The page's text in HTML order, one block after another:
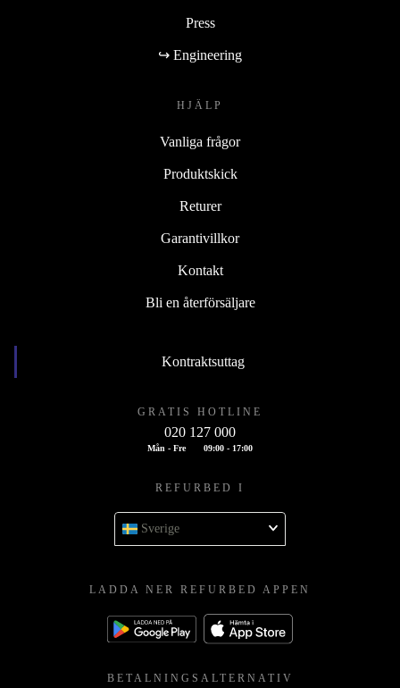
Press
↪ Engineering
HJÄLP
Vanliga frågor
Produktskick
Returer
Garantivillkor
Kontakt
Bli en återförsäljare
Kontraktsuttag
GRATIS HOTLINE
020 127 000
Mån - Fre 09:00 - 17:00
REFURBED I
Sverige
LADDA NER REFURBED APPEN
BETALNINGSALTERNATIV